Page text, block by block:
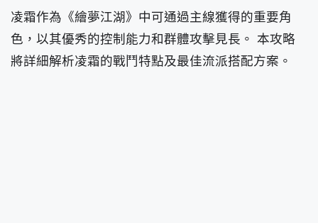
凌霜作為《繪夢江湖》中可通過主線獲得的重要角
色，以其優秀的控制能力和群體攻擊見長。 本攻略
將詳細解析凌霜的戰鬥特點及最佳流派搭配方案。